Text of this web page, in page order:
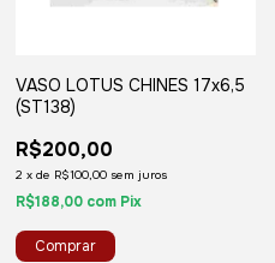
VASO LOTUS CHINES 17x6,5
(ST138)
R$200,00
2 x de R$100,00 sem juros
R$188,00 com Pix